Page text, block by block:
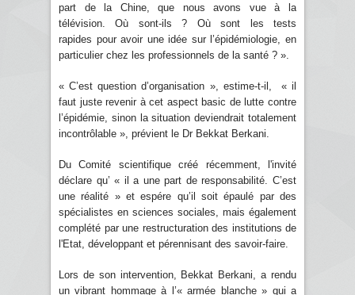
part de la Chine, que nous avons vue à la
télévision. Où sont-ils ? Où sont les tests
rapides pour avoir une idée sur l’épidémiologie, en
particulier chez les professionnels de la santé ? ».
« C’est question d’organisation », estime-t-il, « il
faut juste revenir à cet aspect basic de lutte contre
l’épidémie, sinon la situation deviendrait totalement
incontrôlable », prévient le Dr Bekkat Berkani.
Du Comité scientifique créé récemment, l'invité
déclare qu’ « il a une part de responsabilité. C’est
une réalité » et espére qu’il soit épaulé par des
spécialistes en sciences sociales, mais également
complété par une restructuration des institutions de
l'Etat, développant et pérennisant des savoir-faire.
Lors de son intervention, Bekkat Berkani, a rendu
un vibrant hommage à l’« armée blanche » qui a